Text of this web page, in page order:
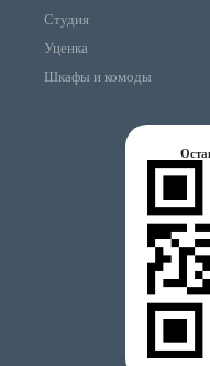
Студия
Уценка
Шкафы и комоды